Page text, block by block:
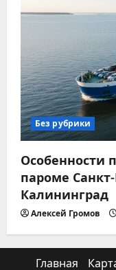
Без рубрики
Особенности
пароме
Калининград
Алексей Громов
Главная